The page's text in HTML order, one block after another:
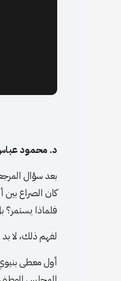
د. محمود
بعد سؤال
كان الصراع
فلماذا يستمر؟
لفهم ذلك، لا
أول معطى بنيوي